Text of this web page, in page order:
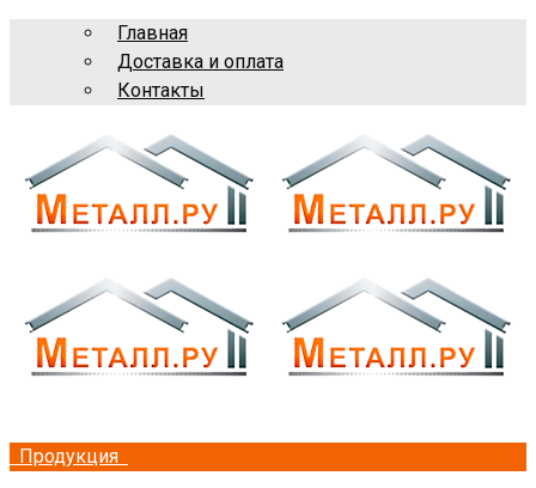
Главная
Доставка и оплата
Контакты
Продукция